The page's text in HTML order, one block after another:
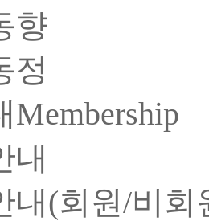
향
정
Membership
내
내(회원/비회